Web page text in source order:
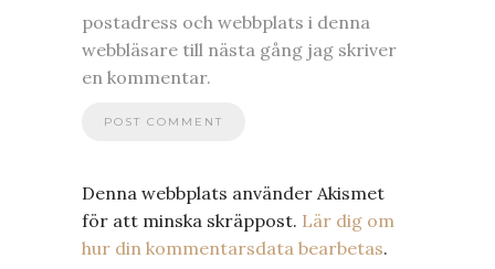
postadress och webbplats i denna
webbläsare till nästa gång jag skriver
en kommentar.
Denna webbplats använder Akismet
för att minska skräppost. Lär dig om
hur din kommentarsdata bearbetas.